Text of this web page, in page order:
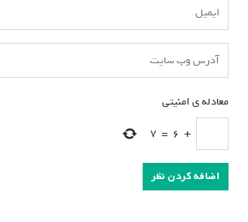
معادله ی امنیتی
+
6
=
7